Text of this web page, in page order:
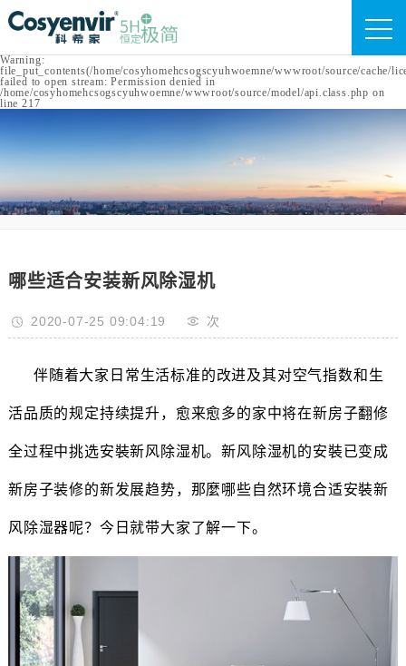
Warning:
file_put_contents(/home/cosyhomehcsogscyuhwoemne/wwwroot/source/cache/
failed to open stream: Permission denied in
/home/cosyhomehcsogscyuhwoemne/wwwroot/source/model/api.class.php on
line 217
哪些适合安装新风除湿机
2020-07-25 09:04:19 次
伴随着大家日常生活标准的改进及其对空气指数和生
活品质的规定持续提升，愈来愈多的家中将在新房子翻修
全过程中挑选安裝新风除湿机。新风除湿机的安裝已变成
新房子装修的新发展趋势，那麼哪些自然环境合适安裝新
风除湿器呢？今日就带大家了解一下。